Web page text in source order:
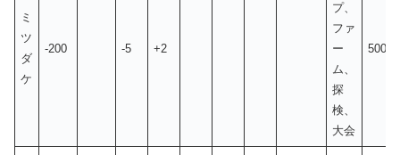
ミ
ツ
ダ
ケ
-200 -5 +2
プ、
ファ
ー
ム、
探
検、
大会
500